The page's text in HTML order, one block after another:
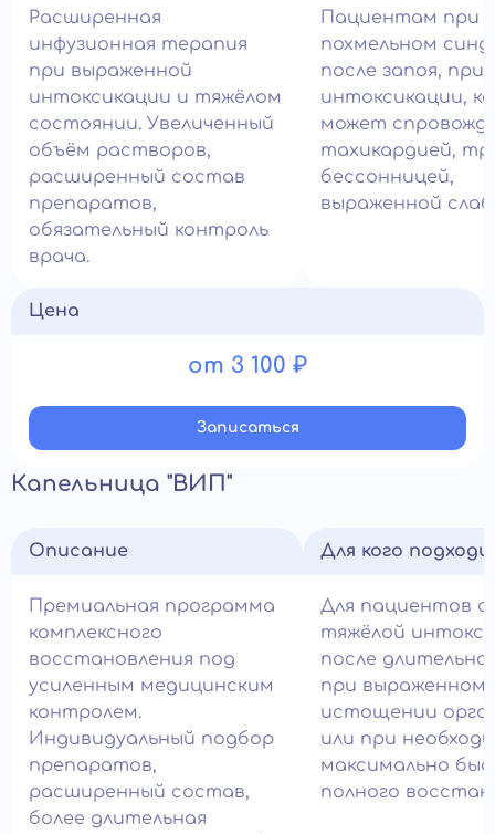
Расширенная
инфузионная терапия
при выраженной
интоксикации и тяжёлом
состоянии. Увеличенный
объём растворов,
расширенный состав
препаратов,
обязательный контроль
врача.
Пациентам при
похмельном
после запоя, при
интоксикации,
может
тахикардией,
бессонницей,
выраженной
Цена
от 3 100 ₽
Записатьcя
Капельница "ВИП"
Описание
Премиальная программа
комплексного
восстановления под
усиленным медицинским
контролем.
Индивидуальный подбор
препаратов,
расширенный состав,
более длительная
Для кого
Для пациентов с
тяжёлой
после
при выраженном
истощении
или при
максимально
полного